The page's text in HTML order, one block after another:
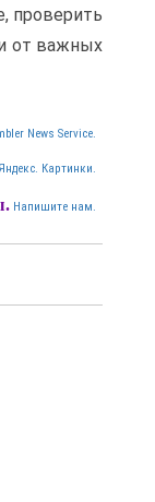
проверить
от важных
News Service.
Яндекс. Картинки.
Напишите нам.